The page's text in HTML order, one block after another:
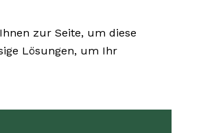
zur Seite, um diese
Lösungen, um Ihr